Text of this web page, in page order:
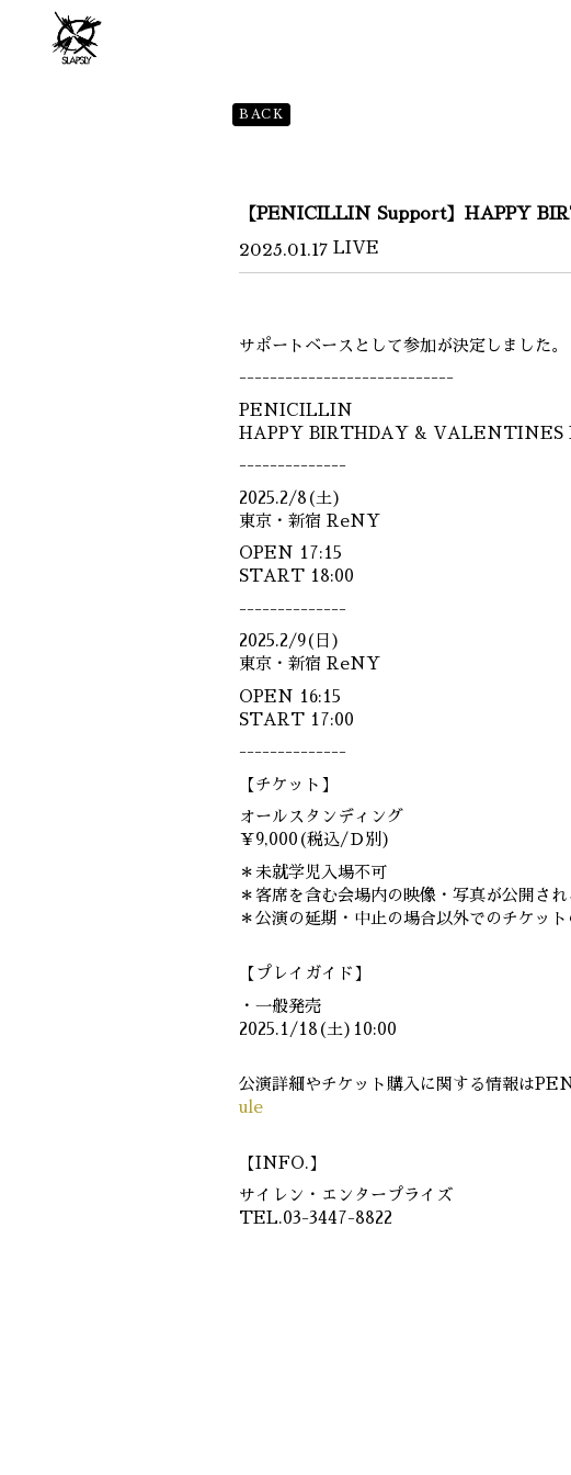
BACK
【PENICILLIN Support】HAPPY
2025.01.17 LIVE
サポートベースとして参加が決定しました。
----------------------------
PENICILLIN
HAPPY BIRTHDAY & VALENTINES
--------------
2025.2/8(土)
東京・新宿 ReNY
OPEN 17:15
START 18:00
--------------
2025.2/9(日)
東京・新宿 ReNY
OPEN 16:15
START 17:00
--------------
【チケット】
オールスタンディング
￥9,000(税込/Ｄ別)
＊未就学児入場不可
＊客席を含む会場内の映像・写真が公開さ
＊公演の延期・中止の場合以外でのチケッ
【プレイガイド】
・一般発売
2025.1/18(土)10:00
公演詳細やチケット購入に関する情報は
ule
【INFO.】
サイレン・エンタープライズ
TEL.03-3447-8822